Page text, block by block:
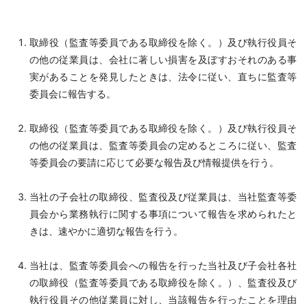
取締役（監査等委員である取締役を除く。）及び執行役員そ
の他の従業員は、会社に著しい損害を及ぼすおそれのある事
実があることを発見したときは、法令に従い、直ちに監査等
委員会に報告する。
取締役（監査等委員である取締役を除く。）及び執行役員そ
の他の従業員は、監査等委員会の定めるところに従い、監査
等委員会の要請に応じて必要な報告及び情報提供を行う。
当社の子会社の取締役、監査役及び従業員は、当社監査等委
員会から業務執行に関する事項について報告を求められたと
きは、速やかに適切な報告を行う。
当社は、監査等委員会への報告を行った当社及び子会社各社
の取締役（監査等委員である取締役を除く。）、監査役及び
執行役員その他従業員に対し、当該報告を行ったことを理由